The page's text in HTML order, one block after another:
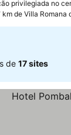
privilegiada no
km de Villa Romana
de 17 sites